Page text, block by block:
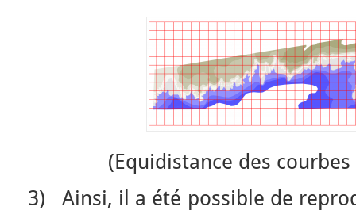
(Equidistance des
3) Ainsi, il a été possible de